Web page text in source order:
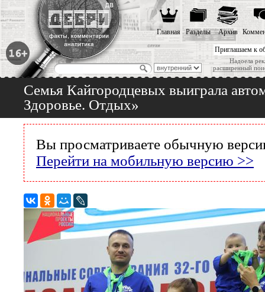
Приглашаем к
Надоела
расширенный
Главная Разделы Архив
Семья Кайгородцевых выиграла
Здоровье. Отдых»
Вы просматриваете обычную
Перейти на мобильную версию >>